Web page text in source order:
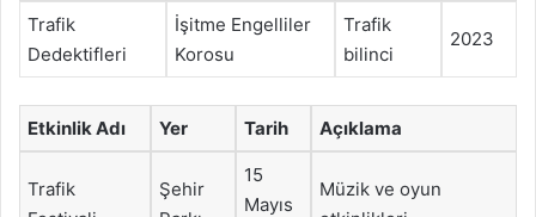
Trafik
Dedektifleri
İşitme Engelliler
Korosu
Trafik
bilinci
2023
Etkinlik Adı Yer Tarih Açıklama
Trafik
Şehir
15
Mayıs
Müzik ve oyun